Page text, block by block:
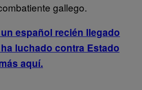
gallego.
español recién llegado
luchado contra Estado
aquí.